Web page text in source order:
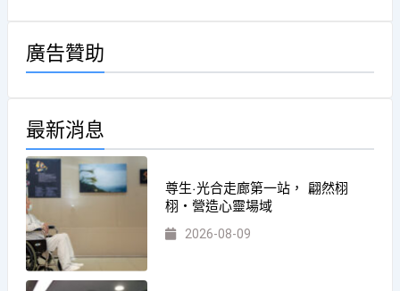
廣告贊助
最新消息
尊生·光合走廊第一站， 翩然栩
栩・營造心靈場域
2026-08-09